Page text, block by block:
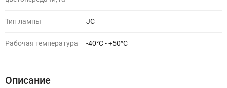
Тип лампы JC
Рабочая температура -40°C - +50°C
Описание